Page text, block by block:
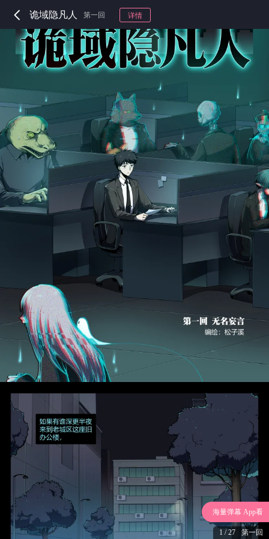
1 / 27 第一回
诡域隐凡人 第一回 详情
海量弹幕 App看